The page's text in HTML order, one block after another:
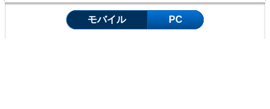
モバイル PC